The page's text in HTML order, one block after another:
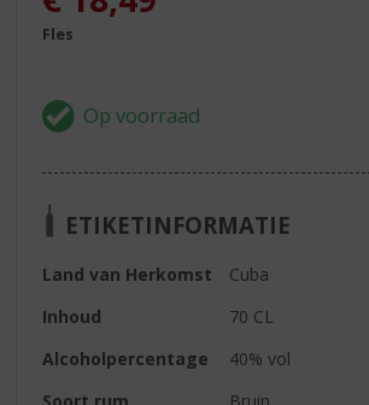
Fles
ETIKETINFORMATIE
Land van Herkomst
Cuba
Inhoud
70 CL
Alcoholpercentage
40% vol